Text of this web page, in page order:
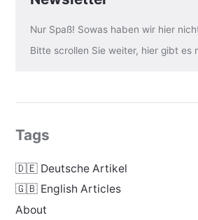
Nur Spaß! Sowas haben wir hier
Bitte scrollen Sie weiter, hier gibt es
Tags
🇩🇪 Deutsche Artikel
🇬🇧 English Articles
About